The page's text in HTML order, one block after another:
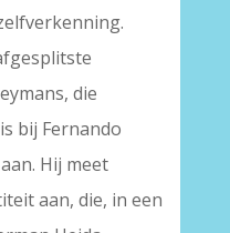
die
bij Fernando
Hij meet
aan, die, in een